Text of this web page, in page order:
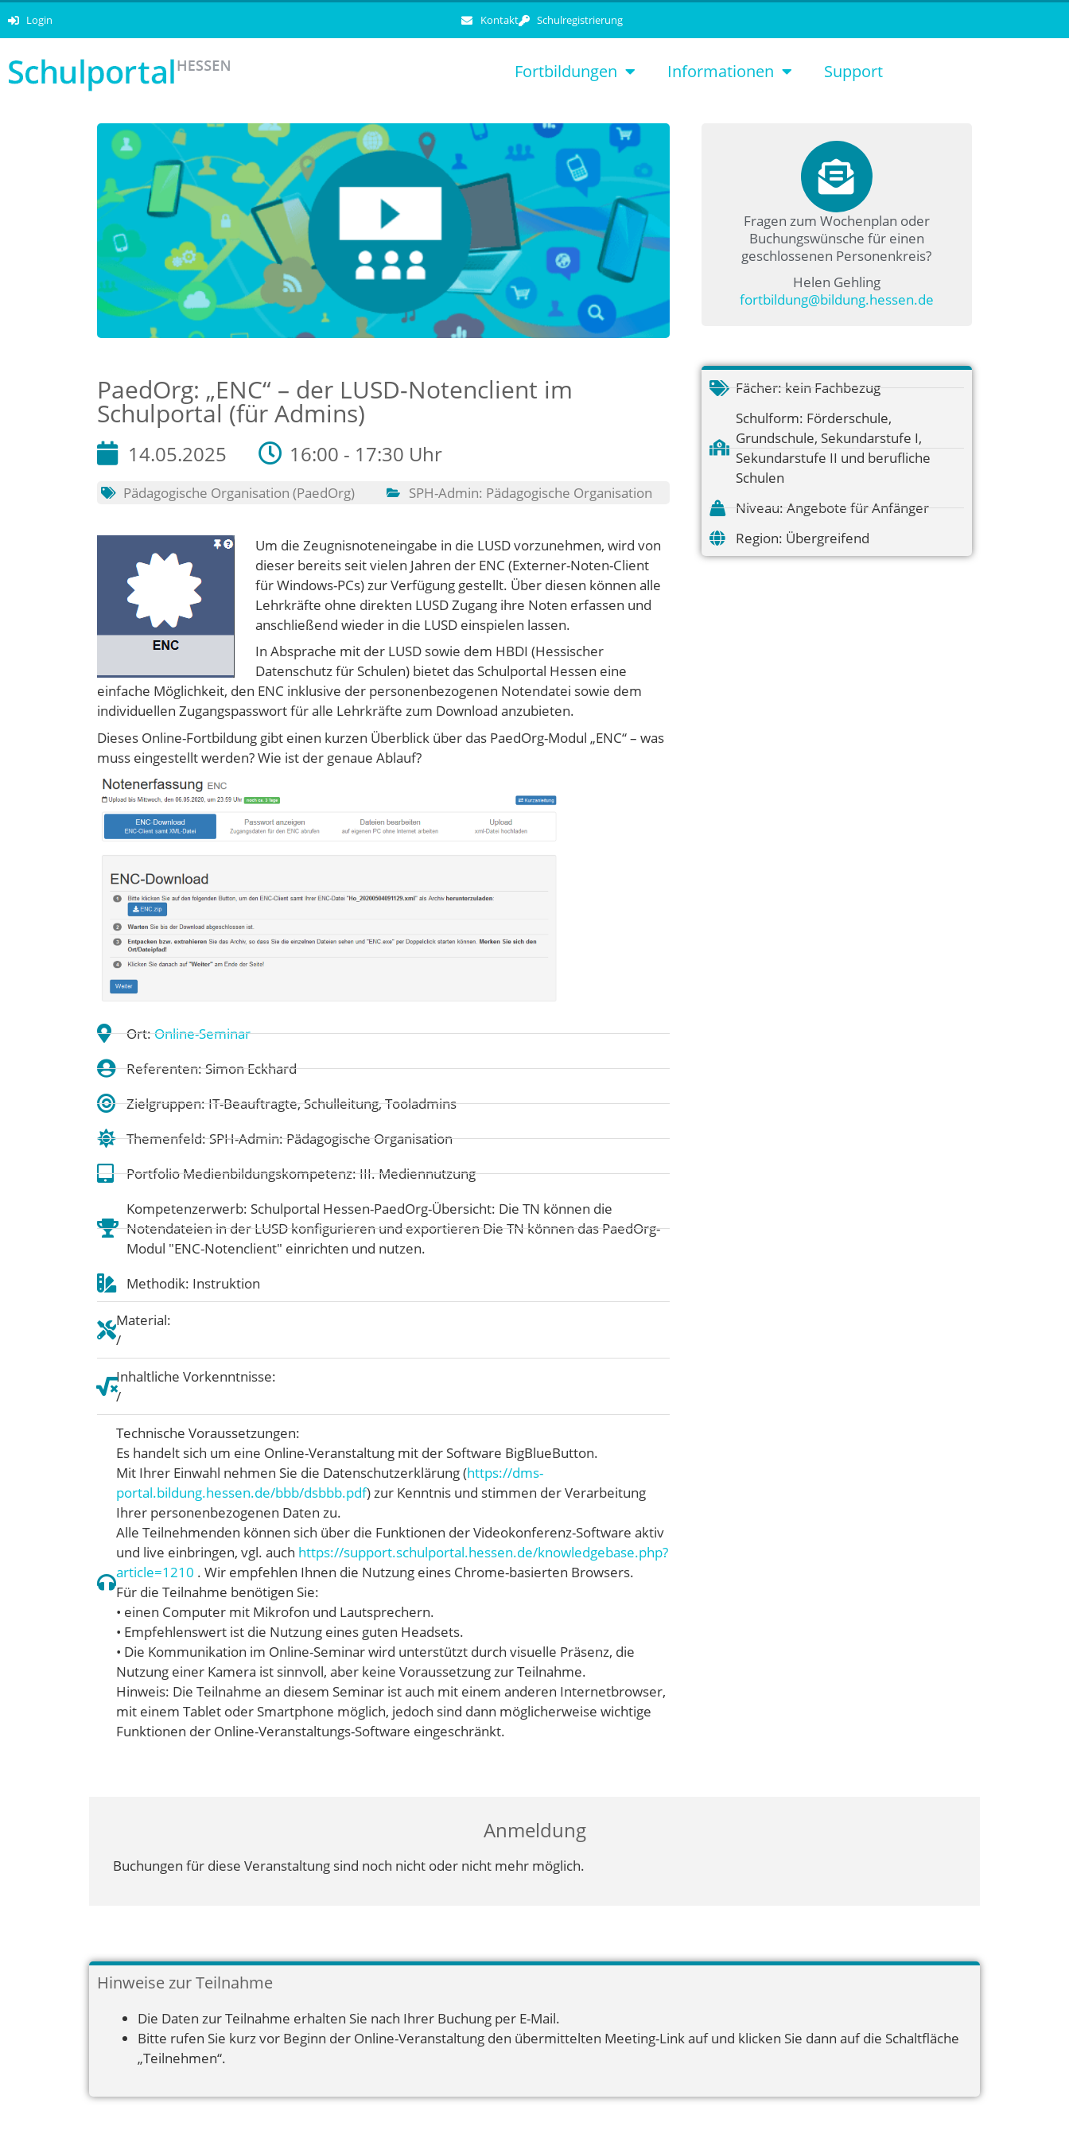
Login Kontakt Schulregistrierung
Fortbildungen Informationen Support
PaedOrg: „ENC“ – der LUSD-Notenclient im
Schulportal (für Admins)
14.05.2025 16:00 - 17:30 Uhr
Pädagogische Organisation (PaedOrg) SPH-Admin: Pädagogische Organisation
Um die Zeugnisnoteneingabe in die LUSD vorzunehmen, wird von
dieser bereits seit vielen Jahren der ENC (Externer-Noten-Client
für Windows-PCs) zur Verfügung gestellt. Über diesen können alle
Lehrkräfte ohne direkten LUSD Zugang ihre Noten erfassen und
anschließend wieder in die LUSD einspielen lassen.
In Absprache mit der LUSD sowie dem HBDI (Hessischer
Datenschutz für Schulen) bietet das Schulportal Hessen eine
einfache Möglichkeit, den ENC inklusive der personenbezogenen Notendatei sowie dem
individuellen Zugangspasswort für alle Lehrkräfte zum Download anzubieten.
Dieses Online-Fortbildung gibt einen kurzen Überblick über das PaedOrg-Modul „ENC“ – was
muss eingestellt werden? Wie ist der genaue Ablauf?
Ort:Online-Seminar
Referenten: Simon Eckhard
Zielgruppen: IT-Beauftragte, Schulleitung, Tooladmins
Themenfeld:SPH-Admin: Pädagogische Organisation
Portfolio Medienbildungskompetenz:III. Mediennutzung
Kompetenzerwerb: Schulportal Hessen-PaedOrg-Übersicht: Die TN können die
Notendateien in der LUSD konfigurieren und exportieren Die TN können das PaedOrg-
Modul "ENC-Notenclient" einrichten und nutzen.
Methodik: Instruktion
Material:
/
Inhaltliche Vorkenntnisse:
/
Technische Voraussetzungen:
Es handelt sich um eine Online-Veranstaltung mit der Software BigBlueButton.
Mit Ihrer Einwahl nehmen Sie die Datenschutzerklärung (https://dms-
portal.bildung.hessen.de/bbb/dsbbb.pdf) zur Kenntnis und stimmen der Verarbeitung
Ihrer personenbezogenen Daten zu.
Alle Teilnehmenden können sich über die Funktionen der Videokonferenz-Software aktiv
und live einbringen, vgl. auch https://support.schulportal.hessen.de/knowledgebase.php?
article=1210 . Wir empfehlen Ihnen die Nutzung eines Chrome-basierten Browsers.
Für die Teilnahme benötigen Sie:
• einen Computer mit Mikrofon und Lautsprechern.
• Empfehlenswert ist die Nutzung eines guten Headsets.
• Die Kommunikation im Online-Seminar wird unterstützt durch visuelle Präsenz, die
Nutzung einer Kamera ist sinnvoll, aber keine Voraussetzung zur Teilnahme.
Hinweis: Die Teilnahme an diesem Seminar ist auch mit einem anderen Internetbrowser,
mit einem Tablet oder Smartphone möglich, jedoch sind dann möglicherweise wichtige
Funktionen der Online-Veranstaltungs-Software eingeschränkt.
Fragen zum Wochenplan oder
Buchungswünsche für einen
geschlossenen Personenkreis?
Helen Gehling
fortbildung@bildung.hessen.de
Fächer: kein Fachbezug
Schulform: Förderschule,
Grundschule, Sekundarstufe I,
Sekundarstufe II und berufliche
Schulen
Niveau: Angebote für Anfänger
Region: Übergreifend
Anmeldung
Buchungen für diese Veranstaltung sind noch nicht oder nicht mehr möglich.
Hinweise zur Teilnahme
Die Daten zur Teilnahme erhalten Sie nach Ihrer Buchung per E-Mail.
Bitte rufen Sie kurz vor Beginn der Online-Veranstaltung den übermittelten Meeting-Link auf und klicken Sie dann auf die Schaltfläche
„Teilnehmen“.